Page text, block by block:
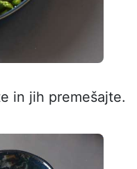
in jih premešajte.